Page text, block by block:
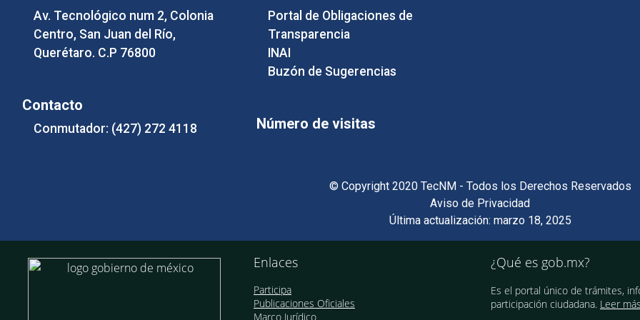
Av. Tecnológico num 2, Colonia
Centro, San Juan del Río,
Querétaro. C.P 76800
Contacto
Conmutador: (427) 272 4118
Portal de Obligaciones de
Transparencia
INAI
Buzón de Sugerencias
Número de visitas
© Copyright 2020 TecNM - Todos los Derechos Reservados
Aviso de Privacidad
Última actualización: marzo 18, 2025
Enlaces
Participa
Publicaciones Oficiales
Marco Jurídico
¿Qué es gob.mx?
Es el portal único de trámites,
participación ciudadana. Leer más